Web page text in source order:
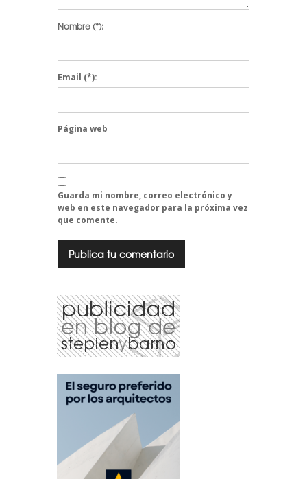
Nombre(*):
Email (*):
Página web
Guarda mi nombre, correo electrónico y
web en este navegador para la próxima vez
que comente.